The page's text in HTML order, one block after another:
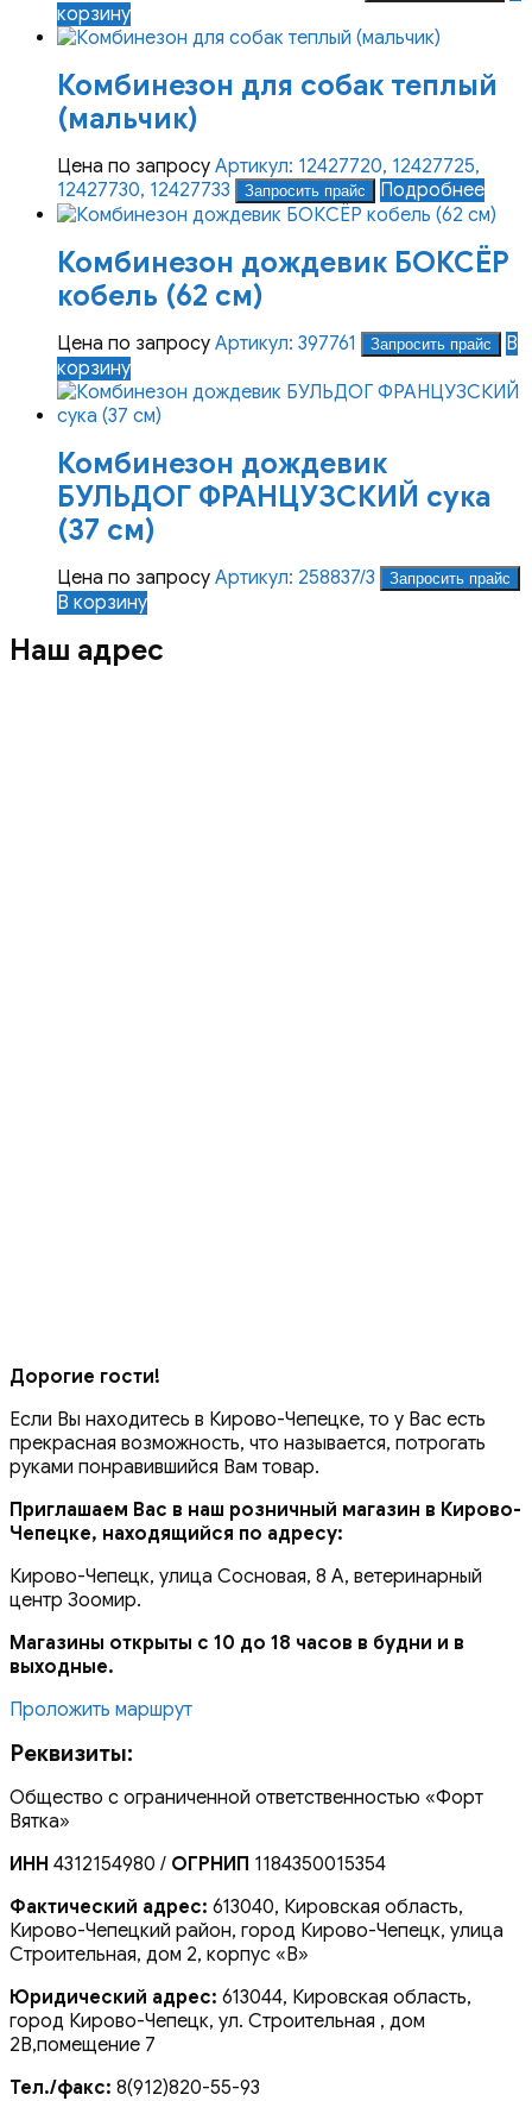
корзину
Комбинезон для собак теплый
(мальчик)
Цена по запросу Артикул: 12427720, 12427725,
12427730, 12427733
Запросить прайс Подробнее
Комбинезон дождевик БОКСЁР
кобель (62 см)
Цена по запросу Артикул: 397761 Запросить прайс
В
корзину
Комбинезон дождевик
БУЛЬДОГ ФРАНЦУЗСКИЙ сука
(37 см)
Цена по запросу Артикул: 258837/3 Запросить прайс
В корзину
Наш адрес
Дорогие гости!
Если Вы находитесь в Кирово-Чепецке, то у Вас есть
прекрасная возможность, что называется, потрогать
руками понравившийся Вам товар.
Приглашаем Вас в наш розничный магазин в Кирово-
Чепецке, находящийся по адресу:
Кирово-Чепецк, улица Сосновая, 8 А, ветеринарный
центр Зоомир.
Магазины открыты с 10 до 18 часов в будни и в
выходные.
Проложить маршрут
Реквизиты:
Общество с ограниченной ответственностью «Форт
Вятка»
ИНН 4312154980 / ОГРНИП 1184350015354
Фактический адрес: 613040, Кировская область,
Кирово-Чепецкий район, город Кирово-Чепецк, улица
Строительная, дом 2, корпус «В»
Юридический адрес: 613044, Кировская область,
город Кирово-Чепецк, ул. Строительная , дом
2В,помещение 7
Тел./факс: 8(912)820-55-93